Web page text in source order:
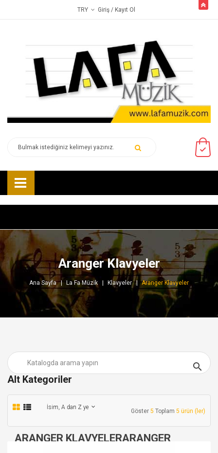
TRY Giriş / Kayıt Ol
Aranger Klavyeler
Ana Sayfa La Fa Müzik Klavyeler Aranger Klavyeler

ARANGER KLAVYELERARANGER
Alt Kategoriler
İsim, A dan Z ye
Göster 5 Toplam 5 ürün (ler)